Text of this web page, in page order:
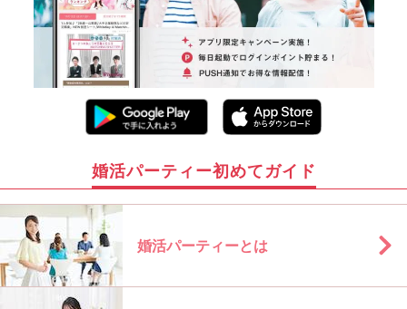
婚活パーティー初めてガイド
婚活パーティーとは